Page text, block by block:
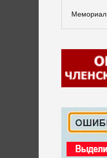
Мемориал